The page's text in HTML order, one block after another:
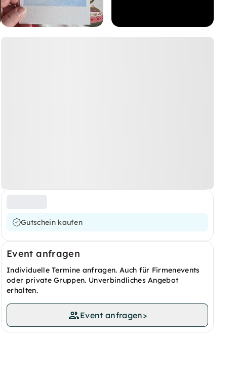
Gutschein kaufen
Event anfragen
Individuelle Termine anfragen. Auch für Firmenevents
oder private Gruppen. Unverbindliches Angebot
erhalten.
Event anfragen>